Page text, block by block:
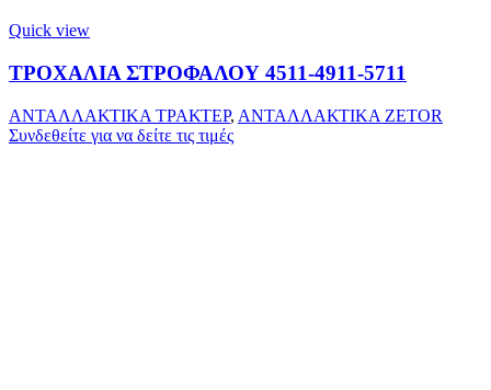
Quick view
ΤΡΟΧΑΛΙΑ ΣΤΡΟΦΑΛΟΥ 4511-4911-5711
ΑΝΤΑΛΛΑΚΤΙΚΑ ΤΡΑΚΤΕΡ, ΑΝΤΑΛΛΑΚΤΙΚΑ ZETOR
Συνδεθείτε για να δείτε τις τιμές